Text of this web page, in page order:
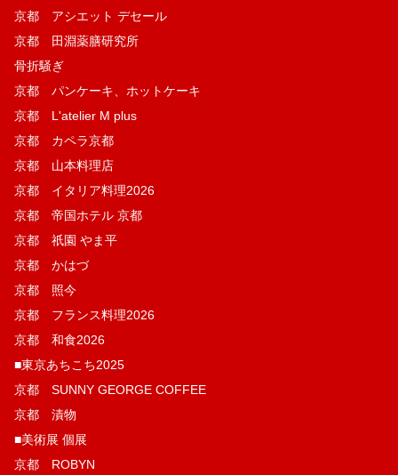
京都 アシエット デセール
京都 田淵薬膳研究所
骨折騒ぎ
京都 パンケーキ、ホットケーキ
京都 L'atelier M plus
京都 カペラ京都
京都 山本料理店
京都 イタリア料理2026
京都 帝国ホテル 京都
京都 祇園 やま平
京都 かはづ
京都 照今
京都 フランス料理2026
京都 和食2026
■東京あちこち2025
京都 SUNNY GEORGE COFFEE
京都 漬物
■美術展 個展
京都 ROBYN